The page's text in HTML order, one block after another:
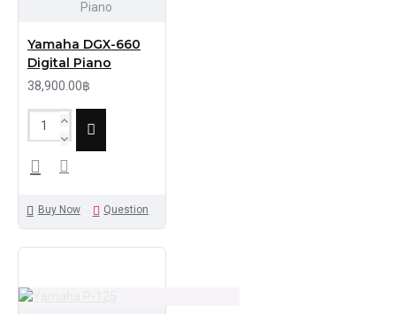
Piano
Yamaha DGX-660
Digital Piano
38,900.00฿
Buy Now Question